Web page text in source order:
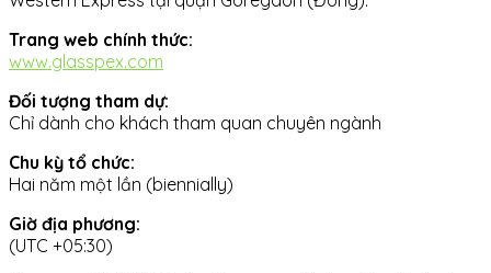
Trang web chính thức:
www.glasspex.com
Đối tượng tham dự:
Chỉ dành cho khách tham quan chuyên ngành
Chu kỳ tổ chức:
Hai năm một lần (biennially)
Giờ địa phương:
(UTC +05:30)